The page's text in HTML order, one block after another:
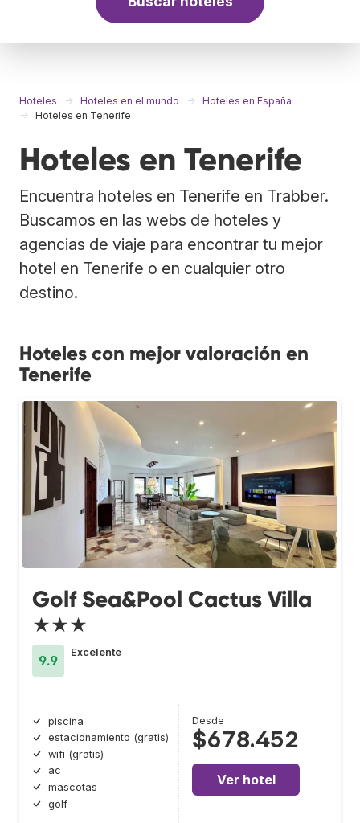
Hoteles Hoteles en el mundo
Hoteles en España
Hoteles en Tenerife
Hoteles en Tenerife
Encuentra hoteles en Tenerife en Trabber.
Buscamos en las webs de hoteles y
agencias de viaje para encontrar tu mejor
hotel en Tenerife o en cualquier otro
destino.
Hoteles con mejor valoración en
Tenerife
Golf Sea&Pool Cactus Villa
★★★
9.9
Excelente
piscina
estacionamiento (gratis)
wifi (gratis)
ac
mascotas
golf
Desde
$678.452
Ver hotel